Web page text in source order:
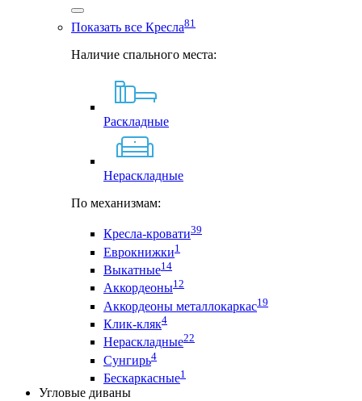
Показать все Кресла81
Наличие спального места:
Раскладные
Нераскладные
По механизмам:
Кресла-кровати39
Еврокнижки1
Выкатные14
Аккордеоны12
Аккордеоны металлокаркас19
Клик-кляк4
Нераскладные22
Сунгирь4
Бескаркасные1
Угловые диваны